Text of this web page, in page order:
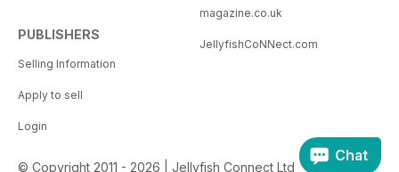
PUBLISHERS
Selling Information
Apply to sell
Login
magazine.co.uk
JellyfishCoNNect.com
© Copyright 2011 - 2026 | Jellyfish Connect Ltd
Chat